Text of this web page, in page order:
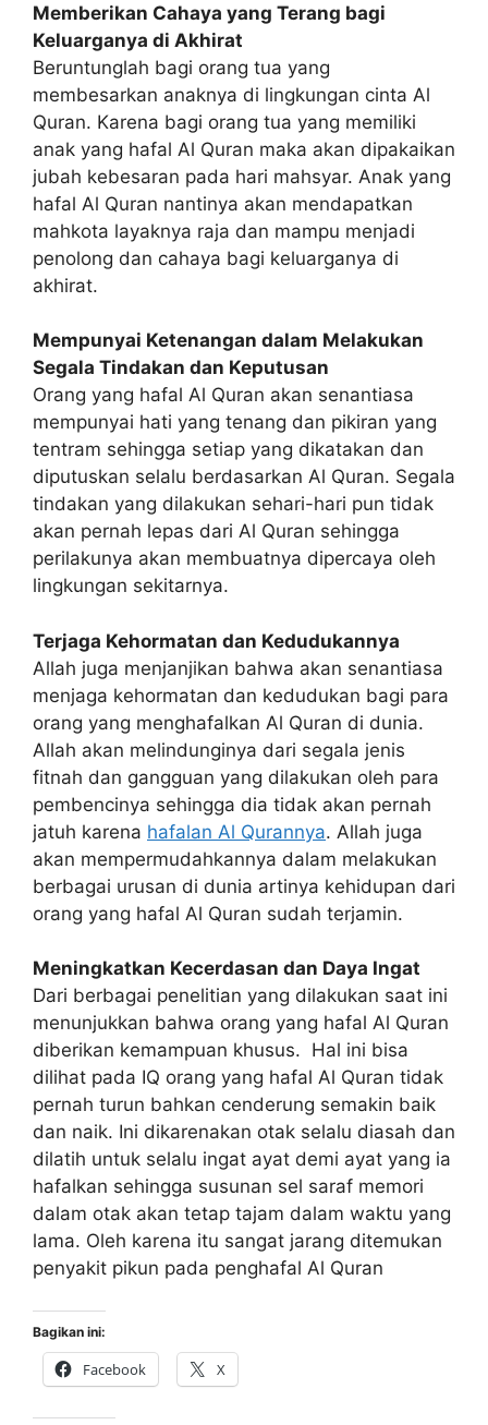
Memberikan Cahaya yang Terang bagi
Keluarganya di Akhirat
Beruntunglah bagi orang tua yang
membesarkan anaknya di lingkungan cinta Al
Quran. Karena bagi orang tua yang memiliki
anak yang hafal Al Quran maka akan dipakaikan
jubah kebesaran pada hari mahsyar. Anak yang
hafal Al Quran nantinya akan mendapatkan
mahkota layaknya raja dan mampu menjadi
penolong dan cahaya bagi keluarganya di
akhirat.
Mempunyai Ketenangan dalam Melakukan
Segala Tindakan dan Keputusan
Orang yang hafal Al Quran akan senantiasa
mempunyai hati yang tenang dan pikiran yang
tentram sehingga setiap yang dikatakan dan
diputuskan selalu berdasarkan Al Quran. Segala
tindakan yang dilakukan sehari-hari pun tidak
akan pernah lepas dari Al Quran sehingga
perilakunya akan membuatnya dipercaya oleh
lingkungan sekitarnya.
Terjaga Kehormatan dan Kedudukannya
Allah juga menjanjikan bahwa akan senantiasa
menjaga kehormatan dan kedudukan bagi para
orang yang menghafalkan Al Quran di dunia.
Allah akan melindunginya dari segala jenis
fitnah dan gangguan yang dilakukan oleh para
pembencinya sehingga dia tidak akan pernah
jatuh karena hafalan Al Qurannya. Allah juga
akan mempermudahkannya dalam melakukan
berbagai urusan di dunia artinya kehidupan dari
orang yang hafal Al Quran sudah terjamin.
Meningkatkan Kecerdasan dan Daya Ingat
Dari berbagai penelitian yang dilakukan saat ini
menunjukkan bahwa orang yang hafal Al Quran
diberikan kemampuan khusus. Hal ini bisa
dilihat pada IQ orang yang hafal Al Quran tidak
pernah turun bahkan cenderung semakin baik
dan naik. Ini dikarenakan otak selalu diasah dan
dilatih untuk selalu ingat ayat demi ayat yang ia
hafalkan sehingga susunan sel saraf memori
dalam otak akan tetap tajam dalam waktu yang
lama. Oleh karena itu sangat jarang ditemukan
penyakit pikun pada penghafal Al Quran
Bagikan ini:
Facebook X